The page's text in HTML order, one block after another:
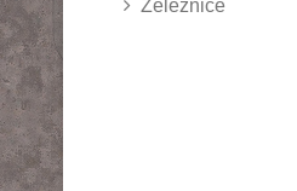
Železnice